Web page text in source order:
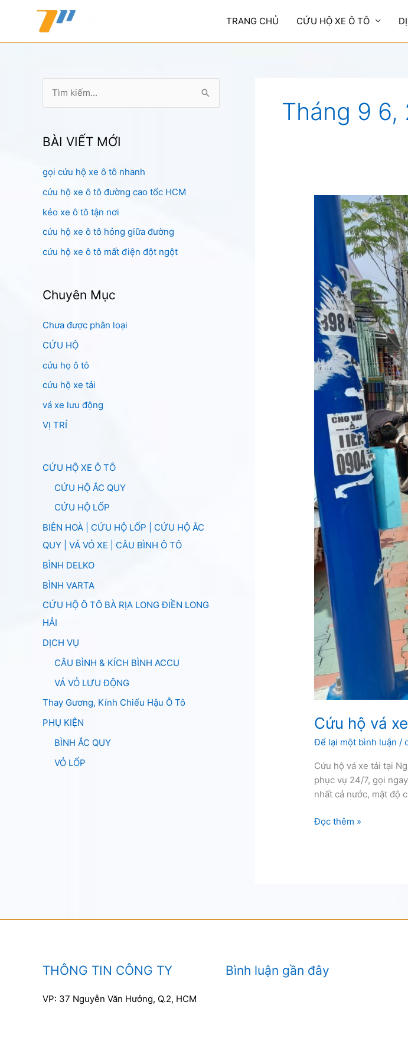
TRANG CHỦ CỨU HỘ XE Ô TÔ
k
ế
m
:
BÀI VIẾT MỚI
gọi cứu hộ xe ô tô nhanh
cứu hộ xe ô tô đường cao tốc HCM
kéo xe ô tô tận nơi
cứu hộ xe ô tô hỏng giữa đường
cứu hộ xe ô tô mất điện đột ngột
Chuyên Mục
Chưa được phân loại
CỨU HỘ
cứu họ ô tô
cứu hộ xe tải
vá xe lưu động
VỊ TRÍ
CỨU HỘ XE Ô TÔ
CỨU HỘ ẮC QUY
CỨU HỘ LỐP
BIÊN HOÀ | CỨU HỘ LỐP | CỨU HỘ ẮC
QUY | VÁ VỎ XE | CÂU BÌNH Ô TÔ
BÌNH DELKO
BÌNH VARTA
CỨU HỘ Ô TÔ BÀ RỊA LONG ĐIỀN LONG
HẢI
DỊCH VỤ
CÂU BÌNH & KÍCH BÌNH ACCU
VÁ VỎ LƯU ĐỘNG
Thay Gương, Kính Chiếu Hậu Ô Tô
PHỤ KIỆN
BÌNH ẮC QUY
VỎ LỐP
Tháng 9 6,
Cứu hộ vá
Để lại một bình luận /
Cứu hộ vá xe tải tại
phục vụ 24/7, gọi
nhất cả nước, mật độ
Cứu
Du
Đọc thêm »
THÔNG TIN CÔNG TY
VP: 37 Nguyễn Văn Hưởng, Q.2, HCM
Bình luận gần đây